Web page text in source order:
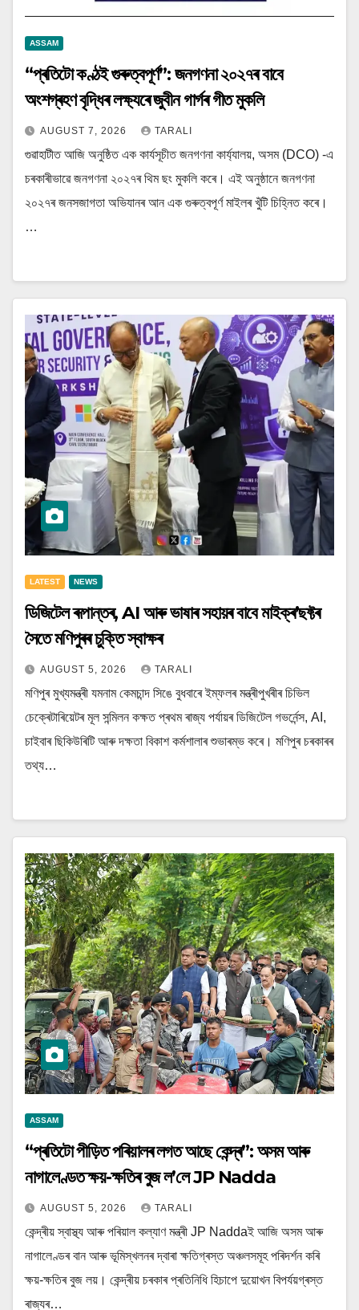
ASSAM
“প্ৰতিটো কণ্ঠই গুৰুত্বপূৰ্ণ”: জনগণনা ২০২৭ৰ বাবে
অংশগ্ৰহণ বৃদ্ধিৰ লক্ষ্যৰে জুবীন গাৰ্গৰ গীত মুকলি
AUGUST 7, 2026 TARALI
গুৱাহাটীত আজি অনুষ্ঠিত এক কাৰ্যসূচীত জনগণনা কাৰ্য্যালয়, অসম (DCO) -এ
চৰকাৰীভাৱে জনগণনা ২০২৭ৰ থিম ছং মুকলি কৰে। এই অনুষ্ঠানে জনগণনা
২০২৭ৰ জনসজাগতা অভিযানৰ আন এক গুৰুত্বপূৰ্ণ মাইলৰ খুঁটি চিহ্নিত কৰে।
…
LATEST NEWS
ডিজিটেল ৰূপান্তৰ, AI আৰু ভাষাৰ সহায়ৰ বাবে মাইক্ৰ’ছফ্টৰ
সৈতে মণিপুৰৰ চুক্তি স্বাক্ষৰ
AUGUST 5, 2026 TARALI
মণিপুৰ মুখ্যমন্ত্ৰী যমনাম কেমচান্দ সিঙে বুধবাৰে ইম্ফলৰ মন্ত্ৰীপুখৰীৰ চিভিল
চেক্ৰেটাৰিয়েটৰ মূল সন্মিলন কক্ষত প্ৰথম ৰাজ্য পৰ্যায়ৰ ডিজিটেল গভৰ্নেন্স, AI,
চাইবাৰ ছিকিউৰিটি আৰু দক্ষতা বিকাশ কৰ্মশালাৰ শুভাৰম্ভ কৰে। মণিপুৰ চৰকাৰৰ
তথ্য…
ASSAM
“প্ৰতিটো পীড়িত পৰিয়ালৰ লগত আছে কেন্দ্ৰ”: অসম আৰু
নাগালেণ্ডত ক্ষয়-ক্ষতিৰ বুজ ল’লে JP Nadda
AUGUST 5, 2026 TARALI
কেন্দ্ৰীয় স্বাস্থ্য আৰু পৰিয়াল কল্যাণ মন্ত্ৰী JP Naddaই আজি অসম আৰু
নাগালেণ্ডৰ বান আৰু ভূমিস্খলনৰ দ্বাৰা ক্ষতিগ্ৰস্ত অঞ্চলসমূহ পৰিদৰ্শন কৰি
ক্ষয়-ক্ষতিৰ বুজ লয়। কেন্দ্ৰীয় চৰকাৰ প্ৰতিনিধি হিচাপে দুয়োখন বিপৰ্যয়গ্ৰস্ত
ৰাজ্যৰ…